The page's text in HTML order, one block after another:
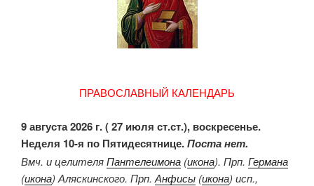
ПРАВОСЛАВНЫЙ КАЛЕНДАРЬ
9 августа 2026 г. ( 27 июля ст.ст.), воскресенье.
Неделя 10-я по Пятидесятнице.Поста нет.
Вмч. и целителяПантелеимона (икона). Прп. Германа
(икона) Аляскинского. Прп. Анфисы (икона) исп.,